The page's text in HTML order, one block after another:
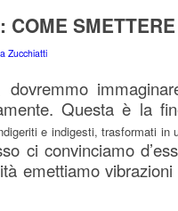
COME
Zucchiatti
dovremmo
Questa è la
e indigesti, trasformati in
ci convinciamo
emettiamo vibrazioni